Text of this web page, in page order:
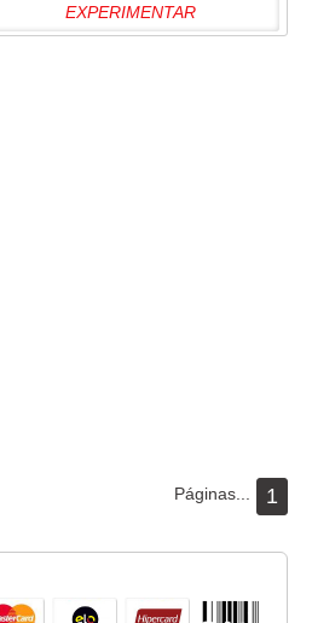
EXPERIMENTAR
Páginas... 1